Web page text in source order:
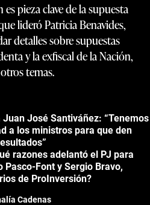
pieza clave de la supuesta
lideró Patricia Benavides,
detalles sobre supuestas
y la exfiscal de la Nación,
temas.
José Santiváñez: “Tenemos
a los ministros para que den
razones adelantó el PJ para
Pasco-Font y Sergio Bravo,
de ProInversión?
Cadenas